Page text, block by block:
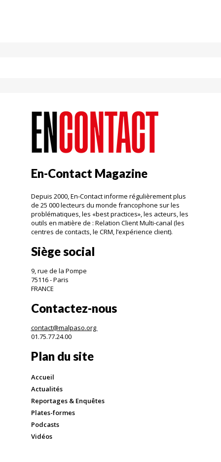
En-Contact Magazine
Depuis 2000, En-Contact informe régulièrement plus
de 25 000 lecteurs du monde francophone sur les
problématiques, les «best practices», les acteurs, les
outils en matière de : Relation Client Multi-canal (les
centres de contacts, le CRM, l’expérience client).
Siège social
9, rue de la Pompe
75116 - Paris
FRANCE
Contactez-nous
contact@malpaso.org
01.75.77.24.00
Plan du site
Accueil
Actualités
Reportages & Enquêtes
Plates-formes
Podcasts
Vidéos